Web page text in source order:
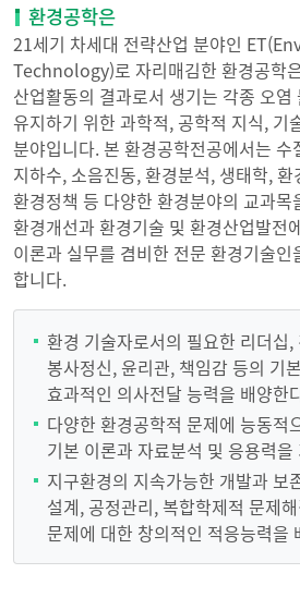
환경공학은
21세기 차세대 전략산업 분야인
Technology)로 자리매김한 환경공학
산업활동의 결과로서 생기는 각종 오
유지하기 위한 과학적, 공학적 지식, 기
분야입니다. 본 환경공학전공에서는 수
지하수, 소음진동, 환경분석, 생태학, 환
환경정책 등 다양한 환경분야의 교과목
환경개선과 환경기술 및 환경산업발전
이론과 실무를 겸비한 전문 환경기술
합니다.
환경 기술자로서의 필요한 리더십,
봉사정신, 윤리관, 책임감 등의 기
효과적인 의사전달 능력을 배양한
다양한 환경공학적 문제에 능동적
기본 이론과 자료분석 및 응용력을
지구환경의 지속가능한 개발과 보
설계, 공정관리, 복합학제적 문제
문제에 대한 창의적인 적응능력을